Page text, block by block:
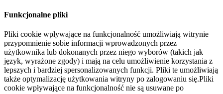
Funkcjonalne pliki
Pliki cookie wpływające na funkcjonalność umożliwiają witrynie
przypomnienie sobie informacji wprowadzonych przez
użytkownika lub dokonanych przez niego wyborów (takich jak
język, wyrażone zgody) i mają na celu umożliwienie korzystania z
lepszych i bardziej spersonalizowanych funkcji. Pliki te umożliwiają
także optymalizację użytkowania witryny po zalogowaniu się.Pliki
cookie wpływające na funkcjonalność nie są usuwane po